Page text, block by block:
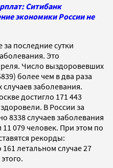
Ситибанк
экономики России не
за последние сутки
Это
Число выздоровевших
более чем в два раза
заболевания.
достигло 171 443
В России за
8338 случаев заболевания
079 человек. При этом по
рекорды:
летальном случае 27